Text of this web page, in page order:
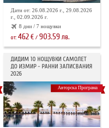
Дати от: 26.08.2026 г., 29.08.2026
г., 02.09.2026 г.
8 дни / 7 нощувки
от:462€ /903.59 лв.
ДИДИМ 10 НОЩУВКИ САМОЛЕТ
ДО ИЗМИР - РАННИ ЗАПИСВАНИЯ
2026
Авторска Програма